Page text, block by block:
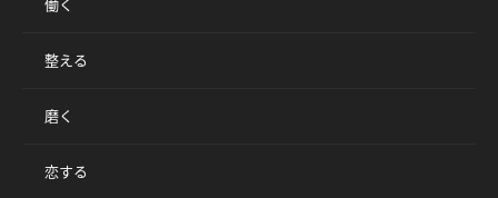
働く
整える
磨く
恋する